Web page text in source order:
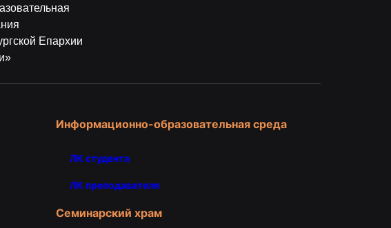
Епархии
Информационно-образовательная среда
ЛК студента
ЛК преподавателя
Семинарский храм